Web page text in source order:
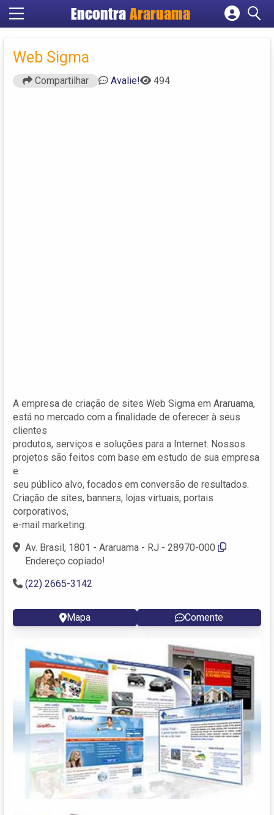
EncontraAraruama
Cadastrar empresa
Web Sigma
Compartilhar Avalie! 494
A empresa de criação de sites Web Sigma em Araruama,
está no mercado com a finalidade de oferecer à seus
clientes
produtos, serviços e soluções para a Internet. Nossos
projetos são feitos com base em estudo de sua empresa
e
seu público alvo, focados em conversão de resultados.
Criação de sites, banners, lojas virtuais, portais
corporativos,
e-mail marketing.
Av. Brasil, 1801 - Araruama - RJ - 28970-000
Endereço copiado!
(22) 2665-3142
Mapa Comente